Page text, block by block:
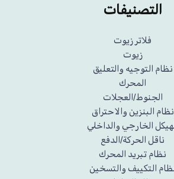
التصنيفات
فلاتر زيوت
زيوت
نظام التوجيه والتعليق
المحرك
الجنوط/العجلات
نظام البنزين والاحتراق
الخارجي والداخلي
ناقل الحركة/الدفع
نظام تبريد المحرك
التكييف والتسخين